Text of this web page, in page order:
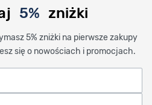
5% zniżki
5% zniżki na pierwsze zakupy
się o nowościach i promocjach.